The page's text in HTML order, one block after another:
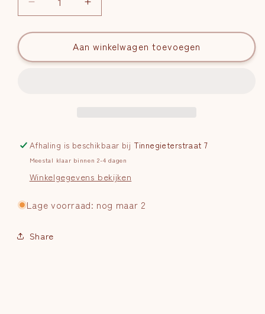
Aantal
verlagen
voor
Maansteen
armband
Aantal
verhogen
voor
Maansteen
armband
Aan winkelwagen toevoegen
Afhaling is beschikbaar bij Tinnegieterstraat 7
Meestal klaar binnen 2-4 dagen
Winkelgegevens bekijken
Lage voorraad: nog maar 2
Share